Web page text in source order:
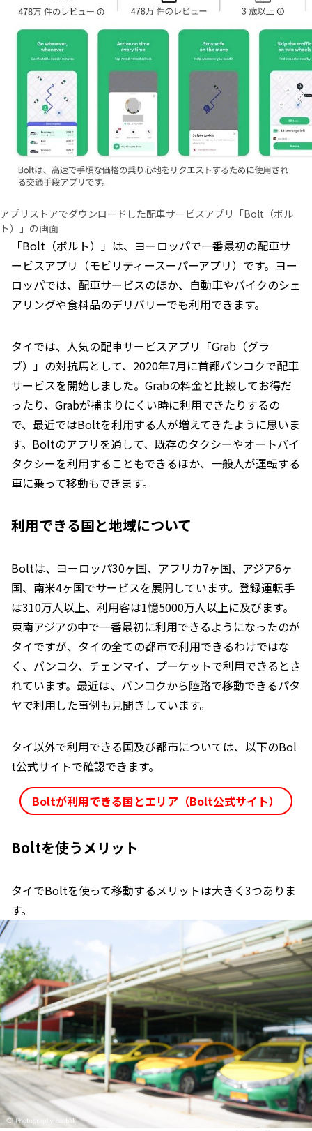
アプリストアでダウンロードした配車サービスアプリ「Bolt（ボル
ト）」の画面
「Bolt（ボルト）」は、ヨーロッパで一番最初の配車サ
ービスアプリ（モビリティースーパーアプリ）です。ヨー
ロッパでは、配車サービスのほか、自動車やバイクのシェ
アリングや食料品のデリバリーでも利用できます。
タイでは、人気の配車サービスアプリ「Grab（グラ
ブ）」の対抗馬として、2020年7月に首都バンコクで配車
サービスを開始しました。Grabの料金と比較してお得だ
ったり、Grabが捕まりにくい時に利用できたりするの
で、最近ではBoltを利用する人が増えてきたように思いま
す。Boltのアプリを通して、既存のタクシーやオートバイ
タクシーを利用することもできるほか、一般人が運転する
車に乗って移動もできます。
利用できる国と地域について
Boltは、ヨーロッパ30ヶ国、アフリカ7ヶ国、アジア6ヶ
国、南米4ヶ国でサービスを展開しています。登録運転手
は310万人以上、利用客は1憶5000万人以上に及びます。
東南アジアの中で一番最初に利用できるようになったのが
タイですが、タイの全ての都市で利用できるわけではな
く、バンコク、チェンマイ、プーケットで利用できるとさ
れています。最近は、バンコクから陸路で移動できるパタ
ヤで利用した事例も見聞きしています。
タイ以外で利用できる国及び都市については、以下のBol
t公式サイトで確認できます。
Boltが利用できる国とエリア（Bolt公式サイト）
Boltを使うメリット
タイでBoltを使って移動するメリットは大きく3つありま
す。